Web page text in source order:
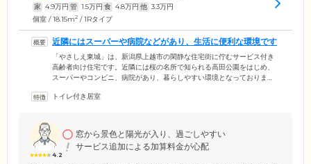
家 4.9万円 管 1.5万円 食 4.8万円 他 3.3万円
個室 / 18.15m2 / 1Rタイプ
近隣にはスーパーや病院などがあり、生活に便利な環境です
「やさしえ東城」は、新潟県上越市の閑静な住宅街に佇むサービス付き
高齢者向け住宅です。近隣には桜の名所で知られる高田公園をはじめ、
スーパーやコンビニ、病院があり、暮らしやすい環境となっておりま
か、フロントサービスとして不在時の荷物の預かりなどを行っていま
住み慣れた街で、サポートのある安心を感じながら、自由にのびのびと
暮らしていただけます。
トイレ付き居室
4.2
窓から景色と陽光が入り、過ごしやすい
サービス追加による加算料金が心配